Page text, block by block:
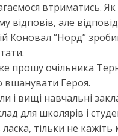
втриматись. Як
відповів, але
Коновал “Норд”
прошу очільника
вшанувати Героя.
і вищі навчальні
для школярів і
ласка, тільки не